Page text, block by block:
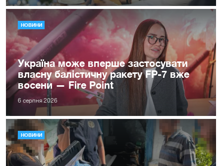
НОВИНИ
Україна може вперше застосувати
власну балістичну ракету FP-7 вже
восени — Fire Point
6 серпня 2026
НОВИНИ